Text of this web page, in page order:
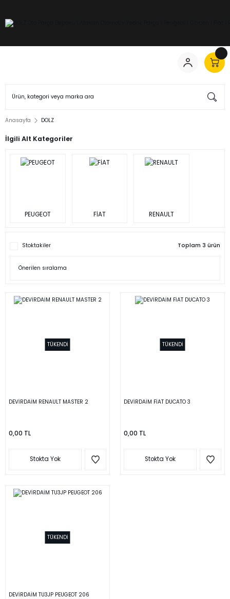
Anasayfa DOLZ
İlgili Alt Kategoriler
PEUGEOT FİAT RENAULT
Stoktakiler Toplam 3 ürün
TÜKENDİ
DEVİRDAİM RENAULT MASTER 2
0,00 TL
Stokta Yok
TÜKENDİ
DEVİRDAİM FİAT DUCATO 3
0,00 TL
Stokta Yok
TÜKENDİ
DEVİRDAİM TU3JP PEUGEOT 206